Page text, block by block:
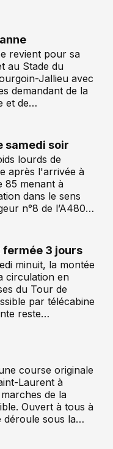
revient pour sa
au Stade du
Jallieu avec
demandant de la
et de…
samedi soir
lourds de
après l'arrivée à
85 menant à
dans le sens
n°8 de l’A480…
fermée 3 jours
minuit, la montée
circulation en
du Tour de
par télécabine
reste…
course originale
Laurent à
de la
Ouvert à tous à
déroule sous la…